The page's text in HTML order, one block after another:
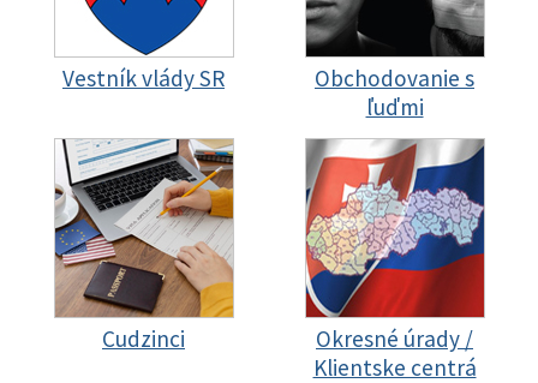
Vestník vlády SR
Obchodovanie s
ľuďmi
Cudzinci
Okresné úrady /
Klientske centrá